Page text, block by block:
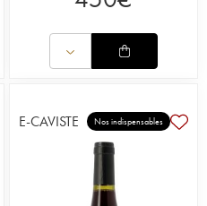
E-CAVISTE Nos indispensables